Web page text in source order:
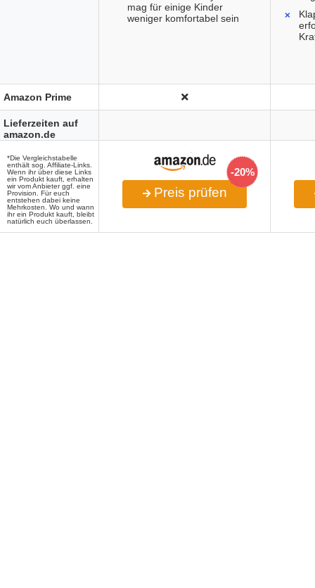
mag für einige Kinder
weniger komfortabel sein
-20%
Preis prüfen
Amazon Prime
Lieferzeiten auf
amazon.de
*Die Vergleichstabelle
enthält sog. Affiliate-Links.
Wenn ihr über diese Links
ein Produkt kauft, erhalten
wir vom Anbieter ggf. eine
Provision. Für euch
entstehen dabei keine
Mehrkosten. Wo und wann
ihr ein Produkt kauft, bleibt
natürlich euch überlassen.